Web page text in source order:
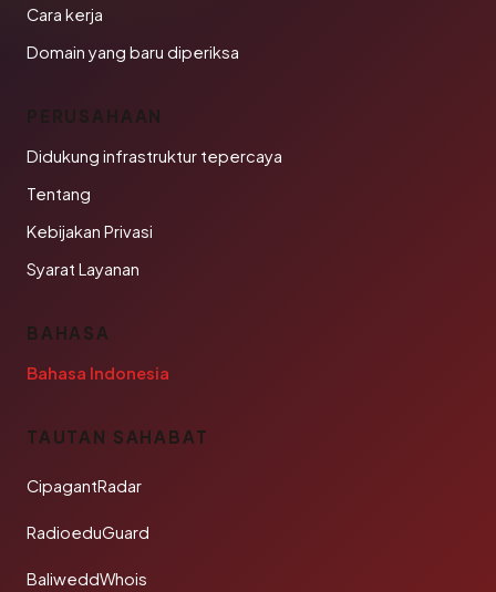
Cara kerja
Domain yang baru diperiksa
PERUSAHAAN
Didukung infrastruktur tepercaya
Tentang
Kebijakan Privasi
Syarat Layanan
BAHASA
Bahasa Indonesia
TAUTAN SAHABAT
CipagantRadar
RadioeduGuard
BaliweddWhois